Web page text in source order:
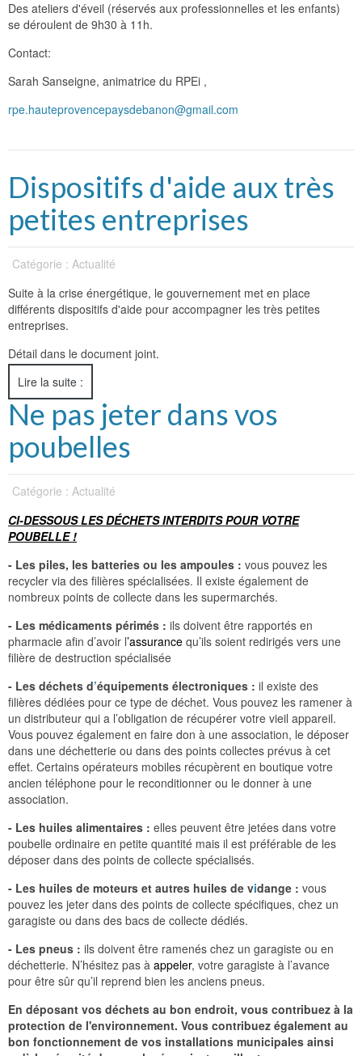
Des ateliers d'éveil (réservés aux professionnelles et les enfants)
se déroulent de 9h30 à 11h.
Contact:
Sarah Sanseigne, animatrice du RPEi ,
rpe.hauteprovencepaysdebanon@gmail.com
Dispositifs d'aide aux très
petites entreprises
Catégorie : Actualité
Suite à la crise énergétique, le gouvernement met en place
différents dispositifs d'aide pour accompagner les très petites
entreprises.
Détail dans le document joint.
Lire la suite :
Ne pas jeter dans vos
poubelles
Catégorie : Actualité
CI-DESSOUS LES DÉCHETS INTERDITS POUR VOTRE
POUBELLE !
- Les piles, les batteries ou les ampoules : vous pouvez les
recycler via des filières spécialisées. Il existe également de
nombreux points de collecte dans les supermarchés.
- Les médicaments périmés : ils doivent être rapportés en
pharmacie afin d’avoir l’assurance qu’ils soient redirigés vers une
filière de destruction spécialisée
- Les déchets d’équipements électroniques : il existe des
filières dédiées pour ce type de déchet. Vous pouvez les ramener à
un distributeur qui a l’obligation de récupérer votre vieil appareil.
Vous pouvez également en faire don à une association, le déposer
dans une déchetterie ou dans des points collectes prévus à cet
effet. Certains opérateurs mobiles récupèrent en boutique votre
ancien téléphone pour le reconditionner ou le donner à une
association.
- Les huiles alimentaires : elles peuvent être jetées dans votre
poubelle ordinaire en petite quantité mais il est préférable de les
déposer dans des points de collecte spécialisés.
- Les huiles de moteurs et autres huiles de vidange : vous
pouvez les jeter dans des points de collecte spécifiques, chez un
garagiste ou dans des bacs de collecte dédiés.
- Les pneus : ils doivent être ramenés chez un garagiste ou en
déchetterie. N’hésitez pas à appeler, votre garagiste à l’avance
pour être sûr qu’il reprend bien les anciens pneus.
En déposant vos déchets au bon endroit, vous contribuez à la
protection de l'environnement. Vous contribuez également au
bon fonctionnement de vos installations municipales ainsi